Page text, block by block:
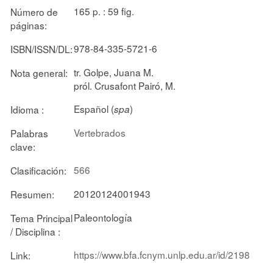
Número de
páginas:
165 p. : 59 fig.
ISBN/ISSN/DL:978-84-335-5721-6
Nota general: tr. Golpe, Juana M.
pról. Crusafont Pairó, M.
Idioma :
Español (spa)
Palabras
clave:
Vertebrados
Clasificación: 566
Resumen:
20120124001943
Tema Principal
/ Disciplina :
Paleontología
Link: https://www.bfa.fcnym.unlp.edu.ar/id/2198